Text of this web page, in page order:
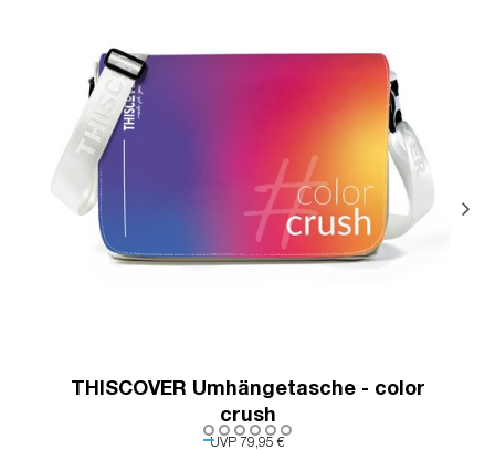
THISCOVER Umhängetasche - color
crush
UVP 79,95 €